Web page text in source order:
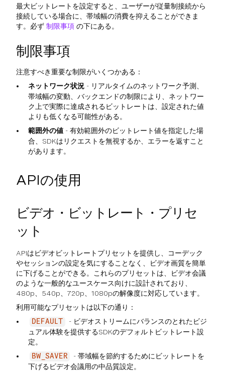
最大ビットレートを設定すると、ユーザーが従量制接続から
接続している場合に、帯域幅の消費を抑えることができま
す。必ず 制限事項 の下にある。
制限事項
注意すべき重要な制限がいくつかある：
ネットワーク状況 - リアルタイムのネットワーク予測、
帯域幅の変動、バックエンドの制限により、ネットワー
ク上で実際に達成されるビットレートは、設定された値
よりも低くなる可能性がある。
範囲外の値 - 有効範囲外のビットレート値を指定した場
合、SDKはリクエストを無視するか、エラーを返すこと
があります。
APIの使用
ビデオ・ビットレート・プリセ
ット
APIはビデオビットレートプリセットを提供し、コーデック
やセッションの設定を気にすることなく、ビデオ画質を簡単
に下げることができる。これらのプリセットは、ビデオ会議
のような一般的なユースケース向けに設計されており、
480p、540p、720p、1080pの解像度に対応しています。
利用可能なプリセットは以下の通り：
DEFAULT
- ビデオストリームにバランスのとれたビジ
ュアル体験を提供するSDKのデフォルトビットレート設
定。
BW_SAVER
- 帯域幅を節約するためにビットレートを
下げるビデオ会議用の中品質設定。